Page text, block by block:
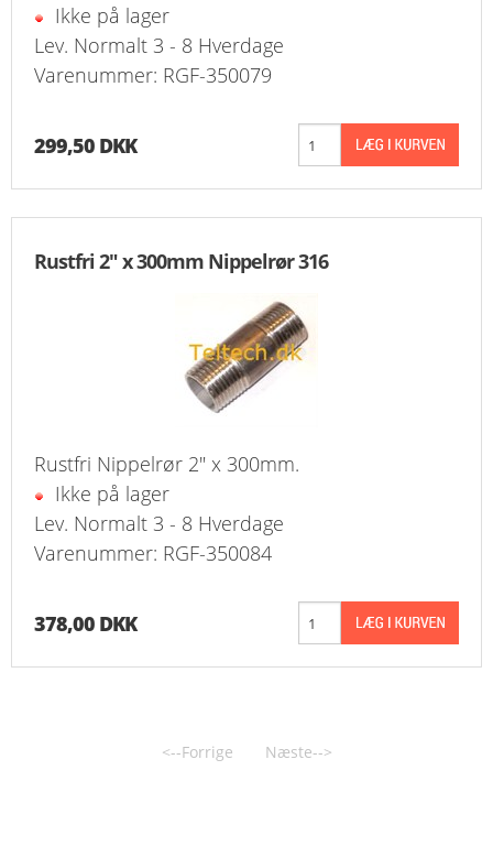
Ikke på lager
Lev. Normalt 3 - 8 Hverdage
Varenummer: RGF-350079
299,50 DKK
Rustfri 2" x 300mm Nippelrør 316
Rustfri Nippelrør 2" x 300mm.
Ikke på lager
Lev. Normalt 3 - 8 Hverdage
Varenummer: RGF-350084
378,00 DKK
<--Forrige Næste-->